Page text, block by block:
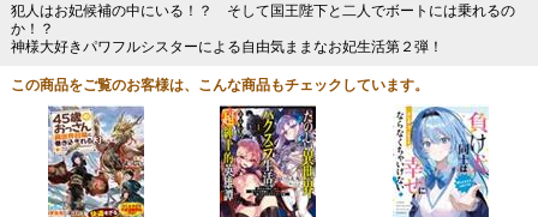
犯人はお妃候補の中にいる！？ そして国王陛下と二人でボートには乗れるの
か！？
神様大好きパワフルシスターによる自由気ままなお妃生活第２弾！
この商品をご覧のお客様は、こんな商品もチェックしています。